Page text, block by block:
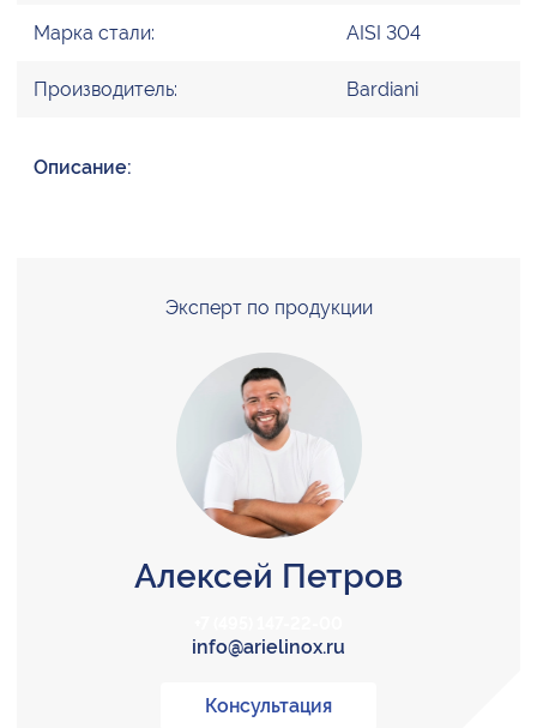
Марка стали: AISI 304
Производитель: Bardiani
Описание:
Эксперт по продукции
Алексей Петров
info@arielinox.ru
Консультация